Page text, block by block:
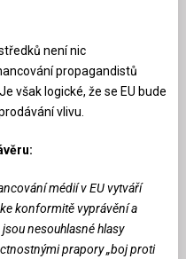
není nic
propagandistů
však logické, že se EU bude
vlivu.
médií v EU vytváří
konformitě vyprávění a
nesouhlasné hlasy
prapory „boj proti